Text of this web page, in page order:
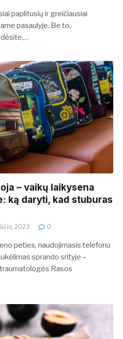
paplitusių ir greičiausiai
pasaulyje. Be to,
– vaikų laikysena
ką daryti, kad stuburas
2023 0
peties, naudojimasis telefonu
sprando srityje –
Rasos